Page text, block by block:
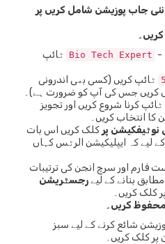
نئی جاب پوزیشن شامل کریں پر
-
Bio Tech Expert
ٹائپ
ٹائپ کریں (کسی بھی اندرونی
کریں جس کی آپ کو ضرورت ہے)۔
ٹائپ کرنا شروع کریں اور تجویز
کا انتخاب کریں۔
نوٹیفکیشن پر کلک کریں اس بات
لیے کہ ایپلیکیشن الرٹس کہاں
فارم اور سرچ انجن کی ترتیبات
بنانے کے لیےرجسٹریشن
کلک کریں۔
کریں۔
شائع کرنے کے لیے سبز
پر کلک کریں۔